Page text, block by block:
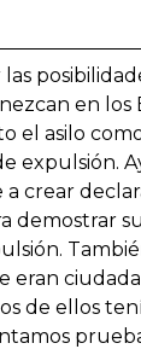
en los
el asilo
expulsión.
crear
demostrar
eran
de ellos